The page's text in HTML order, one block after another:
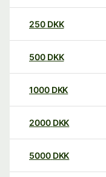
250 DKK
500 DKK
1000 DKK
2000 DKK
5000 DKK